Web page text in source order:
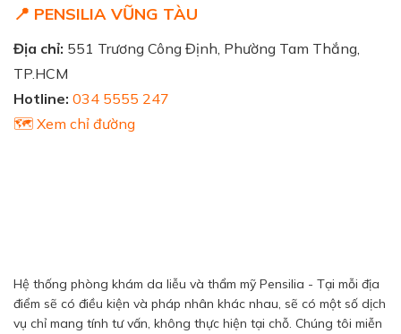
📍 PENSILIA VŨNG TÀU
Địa chỉ: 551 Trương Công Định, Phường Tam Thắng,
TP.HCM
Hotline: 034 5555 247
🗺️ Xem chỉ đường
Hệ thống phòng khám da liễu và thẩm mỹ Pensilia - Tại mỗi địa
điểm sẽ có điều kiện và pháp nhân khác nhau, sẽ có một số dịch
vụ chỉ mang tính tư vấn, không thực hiện tại chỗ. Chúng tôi miễn